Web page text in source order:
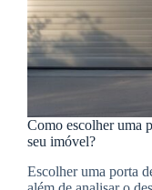
Como escolher uma
seu imóvel?
Escolher uma porta